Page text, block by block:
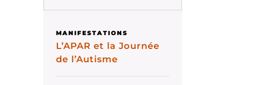
MANIFESTATIONS
L’APAR et la Journée
de l’Autisme